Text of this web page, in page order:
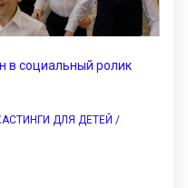
в социальный ролик
ДЛЯ ДЕТЕЙ /